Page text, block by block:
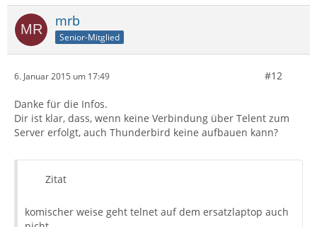
mrb
Senior-Mitglied
6. Januar 2015 um 17:49 #12
Danke für die Infos.
Dir ist klar, dass, wenn keine Verbindung über Telent zum
Server erfolgt, auch Thunderbird keine aufbauen kann?
Zitat
komischer weise geht telnet auf dem ersatzlaptop auch